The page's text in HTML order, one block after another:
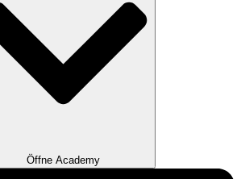
Öffne Academy